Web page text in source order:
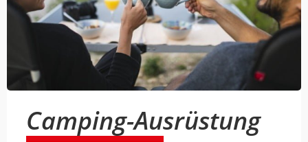
Camping-Ausrüstung